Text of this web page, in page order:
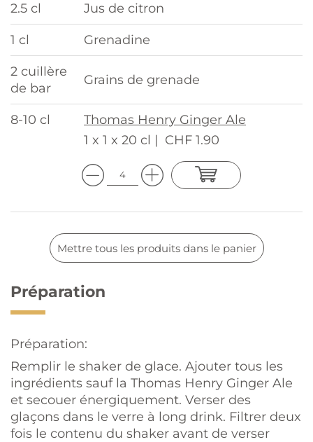
2.5 cl Jus de citron
1 cl Grenadine
2 cuillère
de bar
Grains de grenade
8-10 cl
Thomas Henry Ginger Ale
1 x 1 x 20 cl | CHF 1.90
Mettre tous les produits dans le panier
Préparation
Préparation:
Remplir le shaker de glace. Ajouter tous les
ingrédients sauf la Thomas Henry Ginger Ale
et secouer énergiquement. Verser des
glaçons dans le verre à long drink. Filtrer deux
fois le contenu du shaker avant de verser